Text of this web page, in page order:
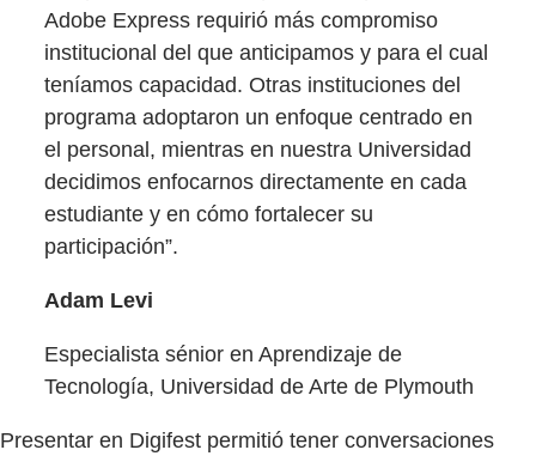
Adobe Express requirió más compromiso
institucional del que anticipamos y para el cual
teníamos capacidad. Otras instituciones del
programa adoptaron un enfoque centrado en
el personal, mientras en nuestra Universidad
decidimos enfocarnos directamente en cada
estudiante y en cómo fortalecer su
participación”.
Adam Levi
Especialista sénior en Aprendizaje de
Tecnología, Universidad de Arte de Plymouth
Presentar en Digifest permitió tener conversaciones